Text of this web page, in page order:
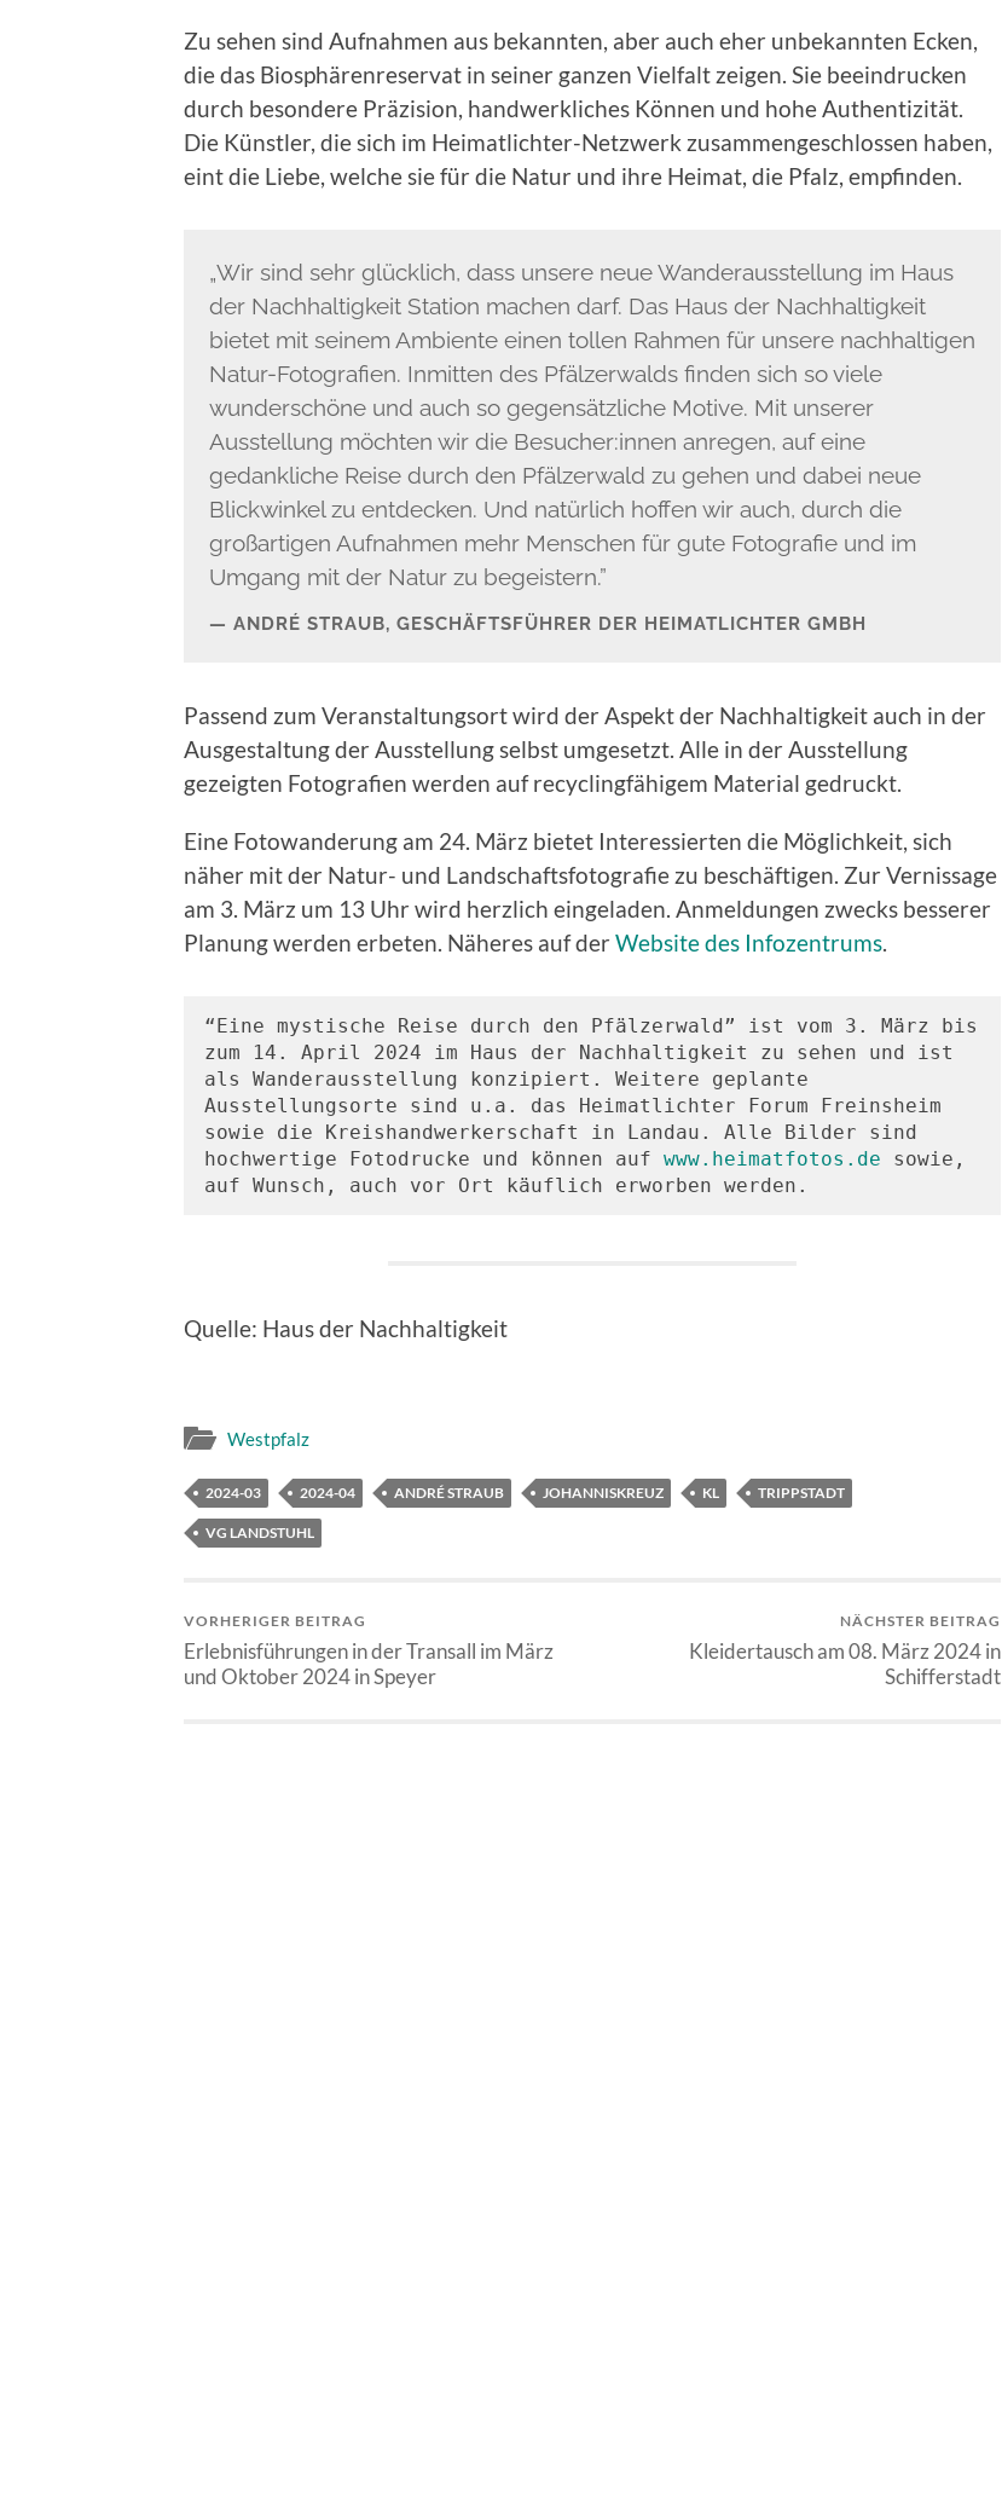
Zu sehen sind Aufnahmen aus bekannten, aber auch eher unbekannten Ecken,
die das Biosphärenreservat in seiner ganzen Vielfalt zeigen. Sie beeindrucken
durch besondere Präzision, handwerkliches Können und hohe Authentizität.
Die Künstler, die sich im Heimatlichter-Netzwerk zusammengeschlossen haben,
eint die Liebe, welche sie für die Natur und ihre Heimat, die Pfalz, empfinden.
„Wir sind sehr glücklich, dass unsere neue Wanderausstellung im Haus
der Nachhaltigkeit Station machen darf. Das Haus der Nachhaltigkeit
bietet mit seinem Ambiente einen tollen Rahmen für unsere nachhaltigen
Natur-Fotografien. Inmitten des Pfälzerwalds finden sich so viele
wunderschöne und auch so gegensätzliche Motive. Mit unserer
Ausstellung möchten wir die Besucher:innen anregen, auf eine
gedankliche Reise durch den Pfälzerwald zu gehen und dabei neue
Blickwinkel zu entdecken. Und natürlich hoffen wir auch, durch die
großartigen Aufnahmen mehr Menschen für gute Fotografie und im
Umgang mit der Natur zu begeistern.”
ANDRÉ STRAUB, GESCHÄFTSFÜHRER DER HEIMATLICHTER GMBH
Passend zum Veranstaltungsort wird der Aspekt der Nachhaltigkeit auch in der
Ausgestaltung der Ausstellung selbst umgesetzt. Alle in der Ausstellung
gezeigten Fotografien werden auf recyclingfähigem Material gedruckt.
Eine Fotowanderung am 24. März bietet Interessierten die Möglichkeit, sich
näher mit der Natur- und Landschaftsfotografie zu beschäftigen. Zur Vernissage
am 3. März um 13 Uhr wird herzlich eingeladen. Anmeldungen zwecks besserer
Planung werden erbeten. Näheres auf der Website des Infozentrums.
“Eine mystische Reise durch den Pfälzerwald” ist vom 3. März bis
zum 14. April 2024 im Haus der Nachhaltigkeit zu sehen und ist
als Wanderausstellung konzipiert. Weitere geplante
Ausstellungsorte sind u.a. das Heimatlichter Forum Freinsheim
sowie die Kreishandwerkerschaft in Landau. Alle Bilder sind
hochwertige Fotodrucke und können auf www.heimatfotos.de sowie,
auf Wunsch, auch vor Ort käuflich erworben werden.
Quelle: Haus der Nachhaltigkeit
Westpfalz
2024-03 2024-04 ANDRÉ STRAUB JOHANNISKREUZ KL TRIPPSTADT
VG LANDSTUHL
VORHERIGER BEITRAG
Erlebnisführungen in der Transall im März
und Oktober 2024 in Speyer
NÄCHSTER BEITRAG
Kleidertausch am 08. März 2024 in
Schifferstadt